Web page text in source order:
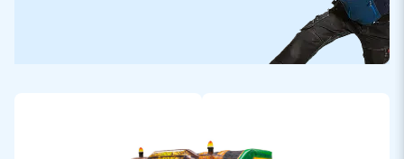
toboggan jungle est lui aussi fabriqué à partir de matériaux de
haute qualité et soigneusement fini dans les moindres détails.
Vous choisissez une construction robuste, une longue durée